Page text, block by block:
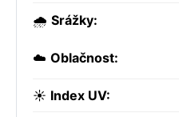
🌧️ Srážky:
☁️ Oblačnost:
☀️ Index UV: